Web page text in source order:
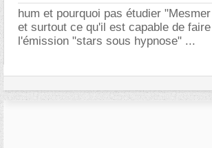
hum et pourquoi pas étudier
et surtout ce qu'il est capable de
l'émission "stars sous hypnose" ...